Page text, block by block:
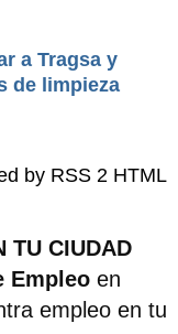
a Tragsa y
de limpieza
by RSS 2 HTML
TU CIUDAD
Empleo en
empleo en tu